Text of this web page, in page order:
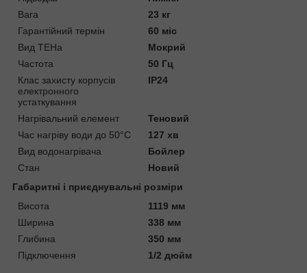
Вага
23 кг
Гарантійний термін
60 міс
Вид ТЕНа
Мокрий
Частота
50 Гц
Клас захисту корпусів
електронного
устаткування
IP24
Нагрівальний елемент
Теновий
Час нагріву води до 50°С
127 хв
Вид водонагрівача
Бойлер
Стан
Новий
Габаритні і приєднувальні розміри
Висота
1119 мм
Ширина
338 мм
Глибина
350 мм
Підключення
1/2 дюйм